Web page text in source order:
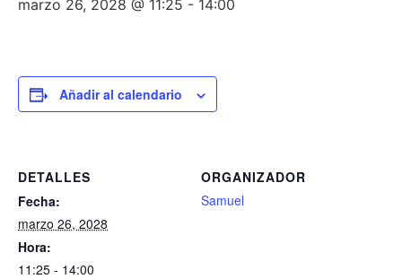
marzo 26, 2028 @ 11:25 - 14:00
Añadir al calendario
DETALLES
Fecha:
marzo 26, 2028
Hora:
11:25 - 14:00
ORGANIZADOR
Samuel